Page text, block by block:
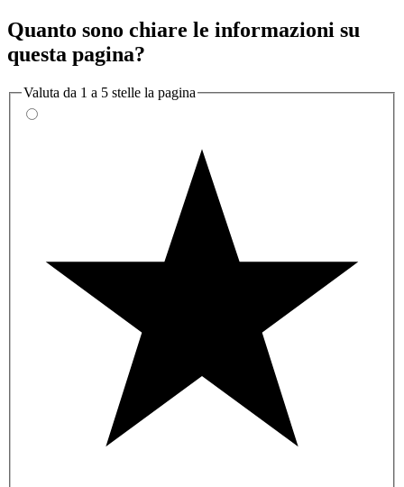
Quanto sono chiare le informazioni su
questa pagina?
Valuta da 1 a 5 stelle la pagina